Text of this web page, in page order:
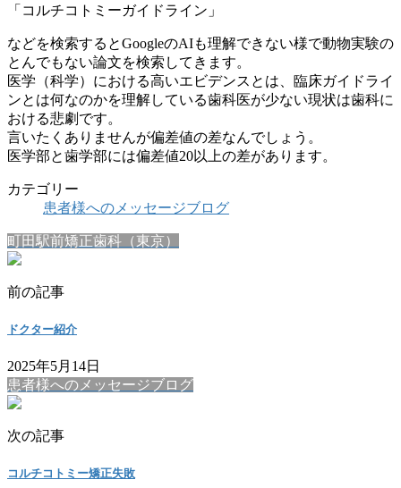
「コルチコトミーガイドライン」
などを検索するとGoogleのAIも理解できない様で動物実験の
とんでもない論文を検索してきます。
医学（科学）における高いエビデンスとは、 臨床ガイドライ
ンとは何なのかを理解している歯科医が少ない現状は歯科に
おける悲劇です。
言いたくありませんが偏差値の差なんでしょう。
医学部と歯学部には偏差値20以上の差があります。
カテゴリー
患者様へのメッセージブログ
町田駅前矯正歯科（東京）
前の記事
ドクター紹介
2025年5月14日
患者様へのメッセージブログ
次の記事
コルチコトミー矯正失敗